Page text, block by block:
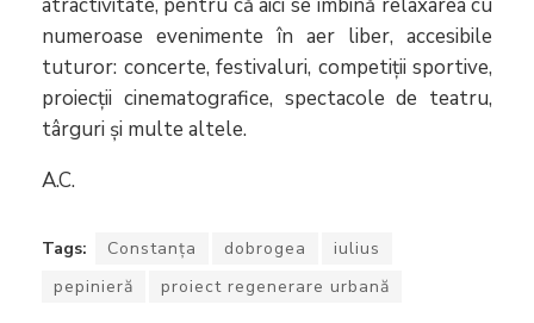
numeroase evenimente în aer liber, accesibile
tuturor: concerte, festivaluri, competiții sportive,
proiecții cinematografice, spectacole de teatru,
târguri și multe altele.
A.C.
Tags: Constanța dobrogea
iulius
pepinieră
proiect regenerare urbană